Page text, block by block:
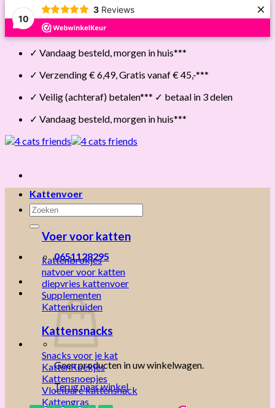
10
3 Reviews ×
Skip
✓ Vandaag besteld, morgen in huis***
✓ Verzending € 6,49, Gratis vanaf € 45,-***
✓ Veilig (achteraf) betalen*** ✓ betaal in 3 delen
✓ Vandaag besteld, morgen in huis***
Zoeken
naar:
0651128295
Geen producten in uw winkelwagen.
Terug naar winkel
Kattenvoer
Voer voor katten
kattenbrokjes
natvoer voor katten
diepvries kattenvoer
Supplementen
Kattenkruiden
Kattensnacks
Snacks voor je kat
KattenKoekjes
Kattensnoepjes
Vloeibare kattensnack
Kattengras